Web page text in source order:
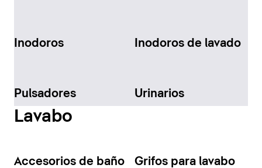
Inodoros Inodoros de lavado
Pulsadores Urinarios
Lavabo
Accesorios de baño Grifos para lavabo